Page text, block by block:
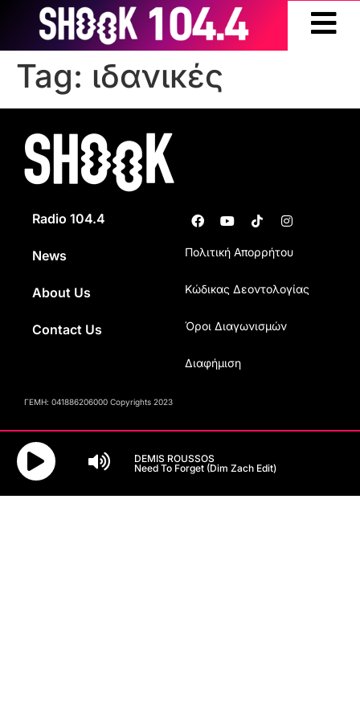
Tag: ιδανικές
Radio 104.4
News
About Us
Contact Us
Πολιτική Απορρήτου
Κώδικας Δεοντολογίας
Όροι Διαγωνισμών
Διαφήμιση
ΓΕΜΗ: 041886206000 Copyrights 2023
DEMIS ROUSSOS
Need To Forget (Dim Zach Edit)